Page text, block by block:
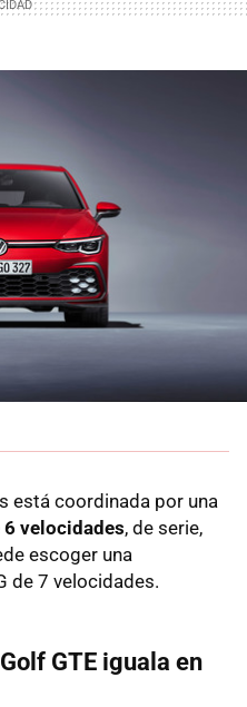
está coordinada por una
velocidades, de serie,
escoger una
de 7 velocidades.
GTE iguala en